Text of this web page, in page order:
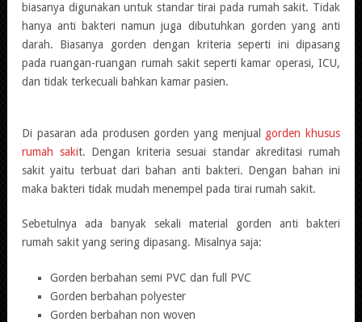
biasanya digunakan untuk standar tirai pada rumah sakit. Tidak
hanya anti bakteri namun juga dibutuhkan gorden yang anti
darah. Biasanya gorden dengan kriteria seperti ini dipasang
pada ruangan-ruangan rumah sakit seperti kamar operasi, ICU,
dan tidak terkecuali bahkan kamar pasien.
Di pasaran ada produsen gorden yang menjual gorden khusus
rumah sakit. Dengan kriteria sesuai standar akreditasi rumah
sakit yaitu terbuat dari bahan anti bakteri. Dengan bahan ini
maka bakteri tidak mudah menempel pada tirai rumah sakit.
Sebetulnya ada banyak sekali material gorden anti bakteri
rumah sakit yang sering dipasang. Misalnya saja:
Gorden berbahan semi PVC dan full PVC
Gorden berbahan polyester
Gorden berbahan non woven